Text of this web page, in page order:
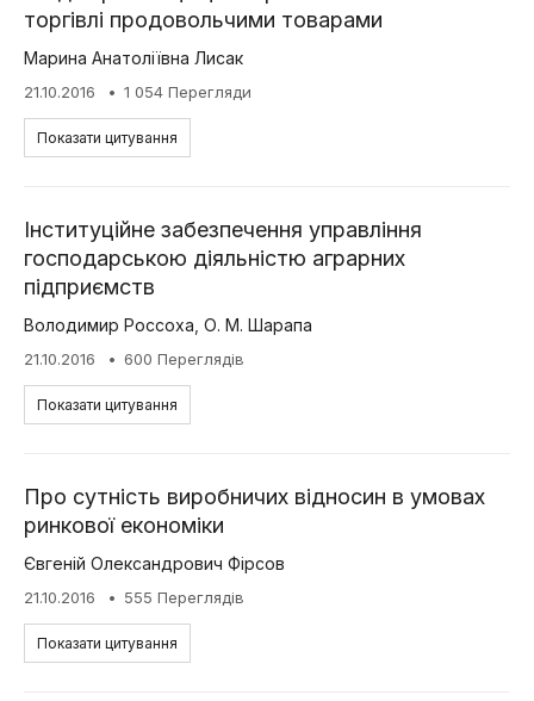
торгівлі продовольчими товарами
Марина Анатоліївна Лисак
21.10.2016 1 054 Перегляди
Показати цитування
Інституційне забезпечення управління
господарською діяльністю аграрних
підприємств
Володимир Россоха О. М. Шарапа
21.10.2016 600 Переглядів
Показати цитування
Про сутність виробничих відносин в умовах
ринкової економіки
Євгеній Олександрович Фірсов
21.10.2016 555 Переглядів
Показати цитування